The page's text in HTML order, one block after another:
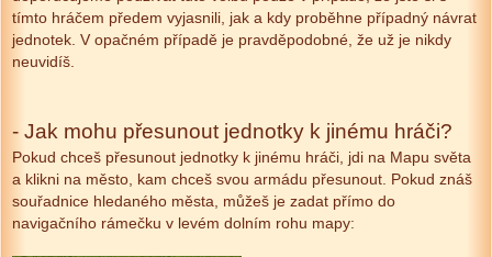
tímto hráčem předem vyjasnili, jak a kdy proběhne případný návrat
jednotek. V opačném případě je pravděpodobné, že už je nikdy
neuvidíš.
- Jak mohu přesunout jednotky k jinému hráči?
Pokud chceš přesunout jednotky k jinému hráči, jdi na Mapu světa
a klikni na město, kam chceš svou armádu přesunout. Pokud znáš
souřadnice hledaného města, můžeš je zadat přímo do
navigačního rámečku v levém dolním rohu mapy: